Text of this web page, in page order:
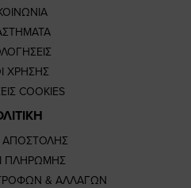
ΧΡΗΣΗΣ
COOKIES
ΑΠΟΣΤΟΛΗΣ
ΠΛΗΡΩΜΗΣ
& ΑΛΛΑΓΩΝ